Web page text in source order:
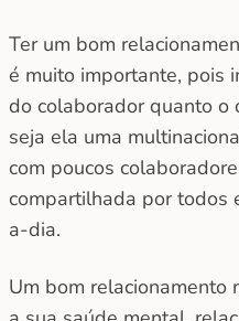
Ter um bom
é muito importante, pois
do colaborador quanto o
seja ela uma
com poucos
compartilhada por todos
a-dia.
Um bom